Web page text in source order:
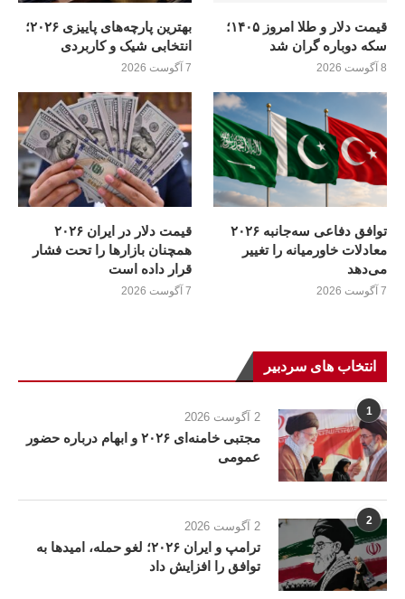
قیمت دلار و طلا امروز ۱۴۰۵؛
سکه دوباره گران شد
8 آگوست 2026
بهترین پارچه‌های پاییزی ۲۰۲۶؛
انتخابی شیک و کاربردی
7 آگوست 2026
توافق دفاعی سه‌جانبه ۲۰۲۶
معادلات خاورمیانه را تغییر
می‌دهد
7 آگوست 2026
قیمت دلار در ایران ۲۰۲۶
همچنان بازارها را تحت فشار
قرار داده است
7 آگوست 2026
انتخاب های سردبیر
1 2 آگوست 2026
مجتبی خامنه‌ای ۲۰۲۶ و ابهام درباره حضور
عمومی
2 2 آگوست 2026
ترامپ و ایران ۲۰۲۶؛ لغو حمله، امیدها به
توافق را افزایش داد